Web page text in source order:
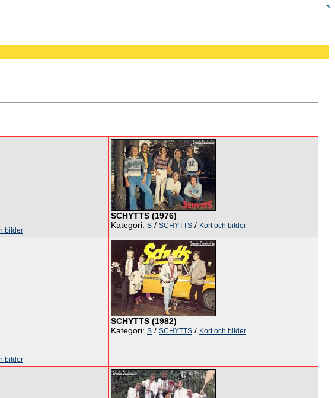
bilder
SCHYTTS (1976)
Kategori: S / SCHYTTS / Kort och bilder
bilder
SCHYTTS (1982)
Kategori: S / SCHYTTS / Kort och bilder